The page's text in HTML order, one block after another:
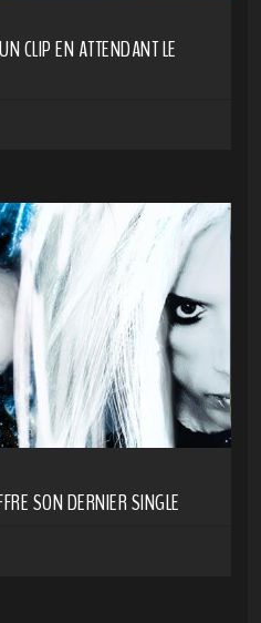
CLIP EN ATTENDANT LE
SON DERNIER SINGLE